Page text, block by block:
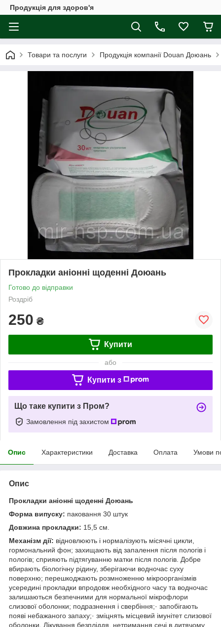
Продукція для здоров'я
Товари та послуги Продукція компанії Douan Доюань
Прокладки аніонні щоденні Доюань
Готово до відправки
Роздріб
250 ₴
Купити
або
Купити з
Що таке купити з Пром?
Замовлення під захистом
Опис Характеристики Доставка Оплата Умови
Опис
Прокладки аніонні щоденні Доюань
Форма випуску: паковання 30 штук
Довжина прокладки: 15,5 см.
Механізм дії: відновлюють і нормалізують місячні цикли,
гормональний фон; захищають від запалення після пологів і
пологів; сприяють підтягуванню матки після пологів. Добре
вбирають біологічну рідину, зберігаючи водночас суху
поверхню; перешкоджають розмноженню мікроорганізмів
усередині прокладки впродовж необхідного часу та водночас
залишаються безпечними для нормальної мікрофлори
слизової оболонки; подразнення і свербіння;· запобігають
появі небажаного запаху;· зміцнять місцевий імунітет слизової
оболонки. Лікування безпліддя, нетримання сечі в дитячому